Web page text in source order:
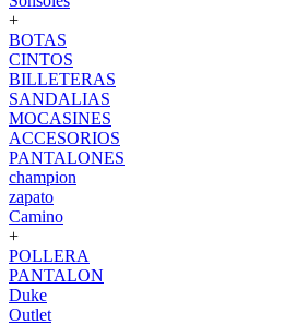
+
BOTAS
CINTOS
BILLETERAS
SANDALIAS
MOCASINES
ACCESORIOS
PANTALONES
champion
zapato
Camino
+
POLLERA
PANTALON
Duke
Outlet